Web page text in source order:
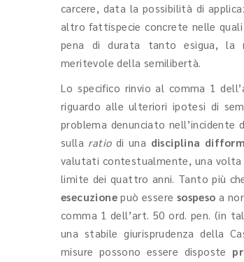
carcere, data la possibilità di
altro fattispecie concrete nelle
pena di durata tanto esigua, la
meritevole della semilibertà.
Lo specifico rinvio al comma 1
riguardo alle ulteriori ipotesi di
problema denunciato
sulla ratiodi una disciplina
valutati contestualmente, una volta
limite dei quattro anni. Tanto più
esecuzionepuò essere sospeso a
comma 1 dell’art. 50 ord. pen. (in
una stabile giurisprudenza della
misure possono essere disposte